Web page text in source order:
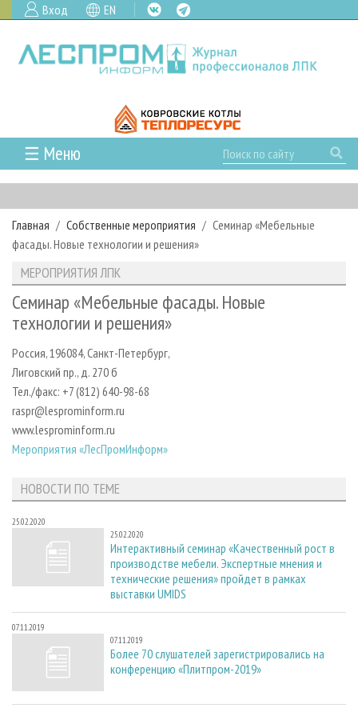
Вход EN
☰ Меню
ГЛАВНАЯ
РУБРИКИ И ТЕМЫ
РУБРИКИ ЖУРНАЛА
ЛЕСОЗАГОТОВКА
ЛЕСОПИЛЕНИЕ
СУШКА ДРЕВЕСИНЫ
ПРОИЗВОДСТВО ДРЕВЕСНЫХ ПЛИТ
ДЕРЕВЯННОЕ ДОМОСТРОЕНИЕ
ПРОИЗВОДСТВО МЕБЕЛИ
ЦБП
ИНСТРУМЕНТ И МАТЕРИАЛЫ
НОВОСТИ
НОВОСТИ ЛПК
НОВОСТИ ЖУРНАЛА
ПРОЕКТЫ ЛПИ
АНАЛИТИКА
ПРЕДПРИЯТИЯ ЛПК
ПЕРСОНЫ
МОБИЛЬНЫЕ ВЫСТАВКИ
ОФИЦИАЛЬНЫЕ ДЕЛЕГАЦИИ
ПРИОРИТЕТНЫЕ ИНВЕСТПРОЕКТЫ
ГАЗЕТА ЛЕСПРОМФОРУМ
БИБЛИОТЕКА СПЕЦИАЛИСТА
АРХИВ ЖУРНАЛОВ
СТАТЬИ
О ЖУРНАЛЕ
ПОДПИСКА
КОНТАКТЫ
РЕКЛАМОДАТЕЛЯМ
РЕКЛАМА
РЕКЛАМА НА САЙТЕ
Главная Собственные мероприятия
Семинар «Мебельные
фасады. Новые технологии и решения»
МЕРОПРИЯТИЯ ЛПК
Семинар «Мебельные фасады. Новые
технологии и решения»
Россия, 196084, Санкт-Петербург,
Лиговский пр., д. 270 б
Тел./факс: +7 (812) 640-98-68
raspr@lesprominform.ru
www.lesprominform.ru
Мероприятия «ЛесПромИнформ»
НОВОСТИ ПО ТЕМЕ
25.02.2020
25.02.2020
Интерактивный семинар «Качественный рост в
производстве мебели. Экспертные мнения и
технические решения» пройдет в рамках
выставки UMIDS
07.11.2019
07.11.2019
Более 70 слушателей зарегистрировались на
конференцию «Плитпром-2019»